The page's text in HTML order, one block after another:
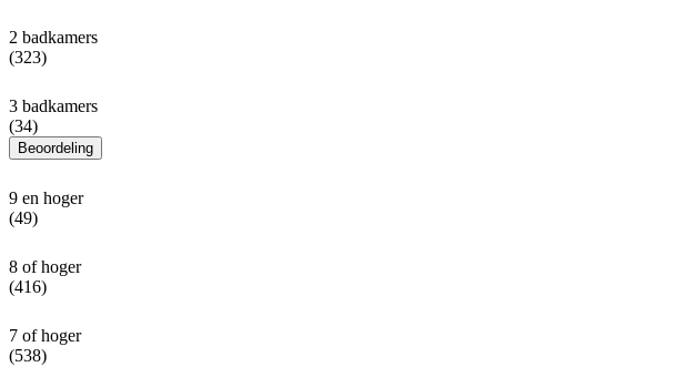
2 badkamers
(323)
3 badkamers
(34)
Beoordeling
9 en hoger
(49)
8 of hoger
(416)
7 of hoger
(538)